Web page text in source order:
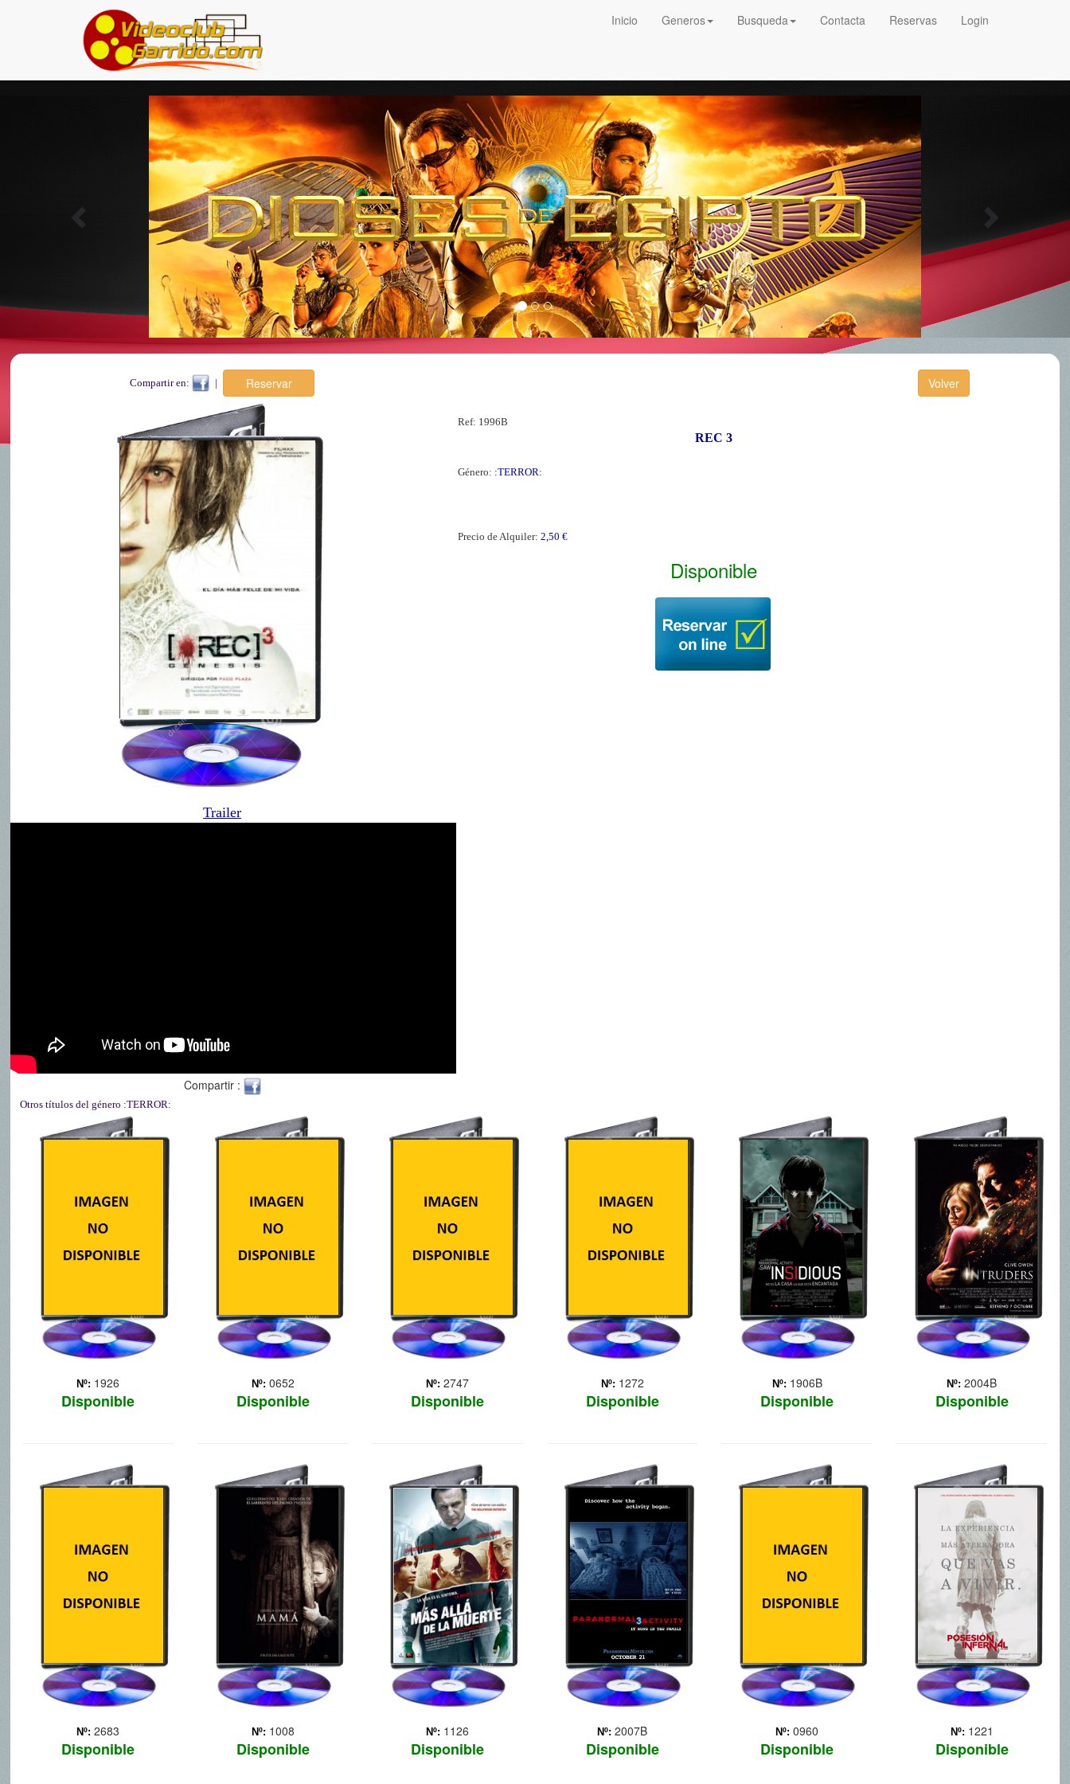
Inicio Generos Busqueda Contacta Reservas Login
Compartir en: |
Trailer
Compartir :
Ref: 1996B
REC 3
Género: :TERROR:
Precio de Alquiler: 2,50 €
Disponible
Otros títulos del género :TERROR:
Nº: 1926
Disponible
adolescente a la que sus
compañeros humillan
poderes psíquicos que se
manifiestan cuando se
El día del baile de
Nº: 0652
Disponible
Nº: 2747
Disponible
Una historia original sobre
Empalador, el príncipe
rumano en el que se
inspiró Bram Stoker para
escribir su célebre novela
Nº: 1272
Disponible
Julia es una joven
enfermera que vive en un
Estados Unidos, en el que,
inexplicablemente, han
desaparecido varios niños
en muy poco tiempo. Los
Nº: 1906B
Disponible
INSIDIOUS
http://www.filmaffinity.com/es/evideos.php?
movie_id=760103
Nº: 2004B
Disponible
INTRUDERS
Nº: 2683
Disponible
Ralph Sarchie (Eric Bana)
es un agente de policía de
a investigar una serie de
asesinatos que parecen
tener relación con
posesiones demoníacas y
Nº: 1008
Disponible
MAMA
Hace cinco años, el mismo
día en que su madre fue
asesinada, las pequeñas
Victoria y Lilly
desaparecieron en el
bosque. Buscadas
incansablemente por su tío
Lucas (Nikolai Coster-
Waldau) y su... Más
Nº: 1126
Disponible
MAS ALLA DE
LA MUERTE
Tras un horrible accidente
de tráfico, la joven Anna
(Christina Ricci), a la que
dan por muerta, despierta y
se encuentra a Eliot
Deacon (Liam Neeson), el
director de la funeraria,
preparánd... Más
Nº: 2007B
Disponible
PARANORMAL
ACTIVITY 3
Nº: 0960
Disponible
Todo transcurre cinco años
después de los sucesos de
terminó con el secuestro de
Hunter por parte de Katie.
En la actualidad, Katie y
Hunter, que ahora se llama
Nº: 1221
Disponible
POSESION
INFERNAL
Cinco amigos se alojan en
una cabaña de Tenessee
para así poder ayudar a
una de los jóvenes, que se
encuentra en rehabilitación
por drogas. Estar sin sus
drogas convierte a la chica
en una p... Más